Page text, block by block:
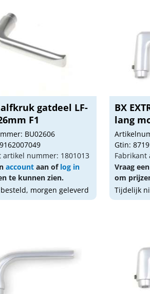
gatdeel LF-
F1
BU02606
artikel nummer: 1801013
account aan of log in
te kunnen zien.
morgen geleverd
BX
lang
Gtin:
Fabrikant
Vraag
om
Tijdelijk